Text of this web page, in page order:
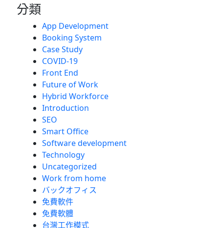
分類
App Development
Booking System
Case Study
COVID-19
Front End
Future of Work
Hybrid Workforce
Introduction
SEO
Smart Office
Software development
Technology
Uncategorized
Work from home
バックオフィス
免費軟件
免費軟體
台灣工作模式